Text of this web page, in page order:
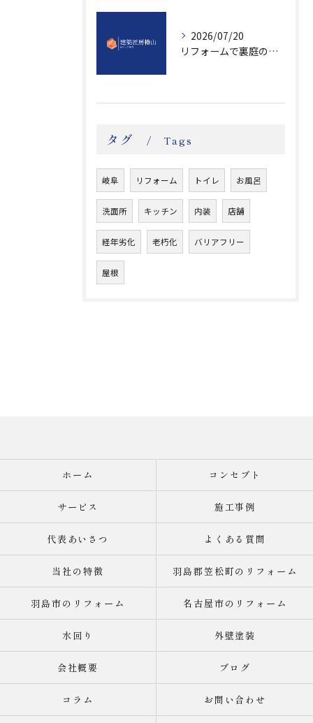
2026/07/20
リフォームで裏庭の作り方と岐阜県羽島市安八郡輪之内町に適した快適空間実現のポイント
タグ Tags
岐阜 リフォーム トイレ お風呂
洗面所 キッチン 内装 店舗
経年劣化 老朽化 バリアフリー
屋根
ホーム コンセプト
サービス 施工事例
代表あいさつ よくある質問
当社の特徴 羽島郡笠松町のリフォーム
羽島市のリフォーム 名古屋市のリフォーム
水回り 外壁塗装
会社概要 ブログ
コラム お問い合わせ